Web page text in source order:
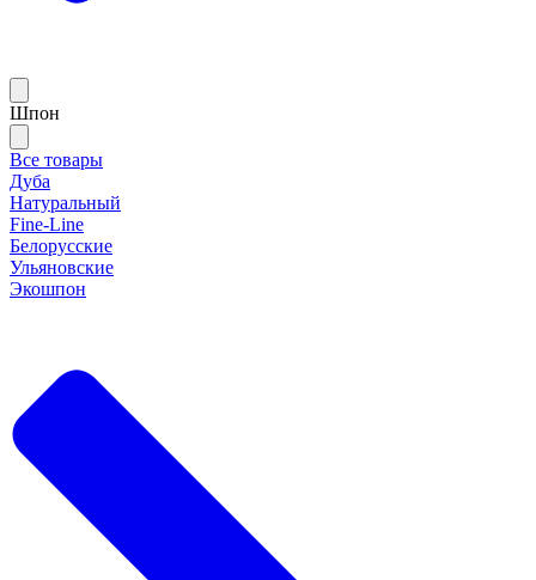
Шпон
Все товары
Дуба
Натуральный
Fine-Line
Белорусские
Ульяновские
Экошпон